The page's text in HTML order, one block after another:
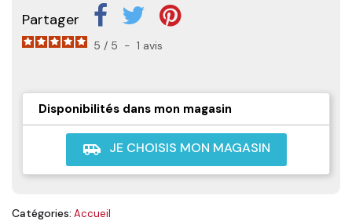
Partager
5 / 5 - 1 avis
Disponibilités dans mon magasin
airport_shuttle JE CHOISIS MON MAGASIN
Catégories: Accueil